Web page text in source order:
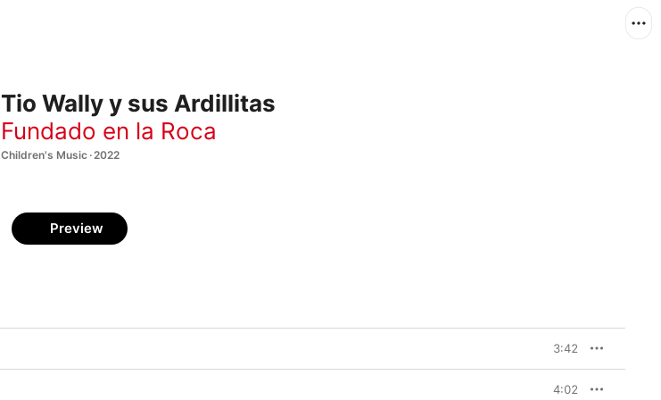
Tio Wally y sus Ardillitas
Fundado en la Roca
Children's Music · 2022
Preview
3:42
4:02